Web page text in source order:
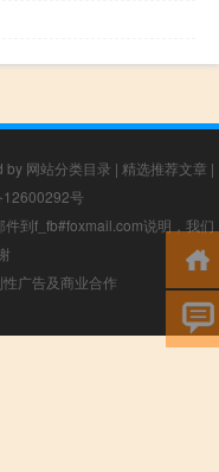
by 网站分类目录 | 精选推荐文章 |
12600292号
到f_fb#foxmail.com说明，我们
广告及商业合作